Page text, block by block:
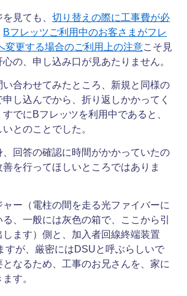
見ても、 切り替えの際に工事費が必
Bフレッツご利用中のお客さまがフレ
変更する場合のご利用上の注意こそ見
の、申し込み口が見あたりません。
合わせてみたところ、新規と同様の
し込んでから、折り返しかかってく
でにBフレッツを利用中であると、
とのことでした。
回答の確認に時間がかかっていたの
を行ってほしいところではありま
ャー（電柱の間を走る光ファイバーに
、一般には灰色の箱で、ここから引
します）側と、加入者回線終端装置
すが、厳密にはDSUと呼ぶらしいで
なるため、工事のお兄さんを、家に
す。